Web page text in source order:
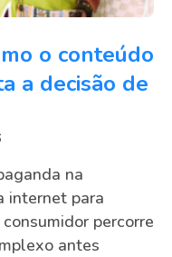
o conteúdo
a decisão de
na
internet para
percorre
antes